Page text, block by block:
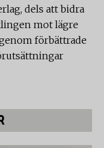
dels att bidra
mot lägre
förbättrade